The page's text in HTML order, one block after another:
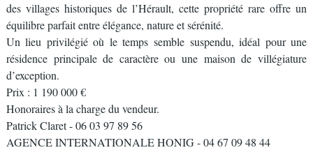
des villages historiques de l’Hérault, cette propriété rare offre un
équilibre parfait entre élégance, nature et sérénité.
Un lieu privilégié où le temps semble suspendu, idéal pour une
résidence principale de caractère ou une maison de villégiature
d’exception.
Prix : 1 190 000 €
Honoraires à la charge du vendeur.
Patrick Claret - 06 03 97 89 56
AGENCE INTERNATIONALE HONIG - 04 67 09 48 44